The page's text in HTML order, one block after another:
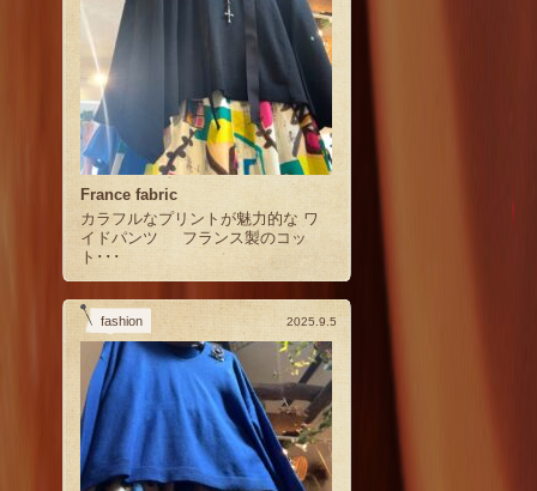
France fabric
カラフルなプリントが魅力的な ワ
イドパンツ フランス製のコッ
ト･･･
fashion 2025.9.5